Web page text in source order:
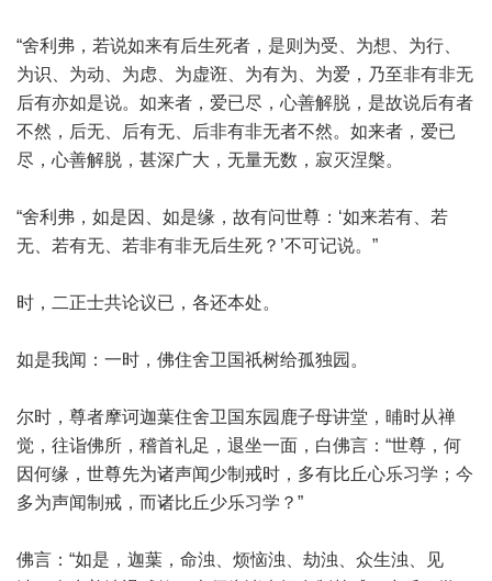
“舍利弗，若说如来有后生死者，是则为受、为想、为行、
为识、为动、为虑、为虚诳、为有为、为爱，乃至非有非无
后有亦如是说。如来者，爱已尽，心善解脱，是故说后有者
不然，后无、后有无、后非有非无者不然。如来者，爱已
尽，心善解脱，甚深广大，无量无数，寂灭涅槃。
“舍利弗，如是因、如是缘，故有问世尊：‘如来若有、若
无、若有无、若非有非无后生死？’不可记说。”
时，二正士共论议已，各还本处。
如是我闻：一时，佛住舍卫国祇树给孤独园。
尔时，尊者摩诃迦葉住舍卫国东园鹿子母讲堂，晡时从禅
觉，往诣佛所，稽首礼足，退坐一面，白佛言：“世尊，何
因何缘，世尊先为诸声闻少制戒时，多有比丘心乐习学；今
多为声闻制戒，而诸比丘少乐习学？”
佛言：“如是，迦葉，命浊、烦恼浊、劫浊、众生浊、见